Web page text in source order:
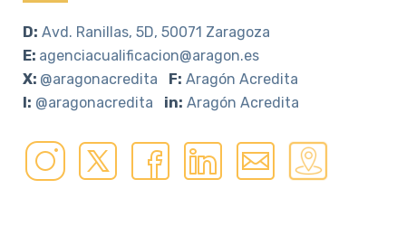
D: Avd. Ranillas, 5D, 50071 Zaragoza
E: agenciacualificacion@aragon.es
X: @aragonacredita F: Aragón Acredita
I: @aragonacredita in: Aragón Acredita